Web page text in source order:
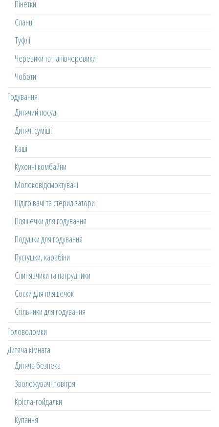
Пінетки
Сланці
Туфлі
Черевики та напівчеревики
Чоботи
Годування
Дитячий посуд
Дитячі суміші
Каші
Кухонні комбайни
Молоковідсмоктувачі
Підігрівачі та стерилізатори
Пляшечки для годування
Подушки для годування
Пустушки, карабіни
Слинявчики та нагрудники
Соски для пляшечок
Стільчики для годування
Головоломки
Дитяча кімната
Дитяча безпека
Зволожувачі повітря
Крісла-гойдалки
Купання